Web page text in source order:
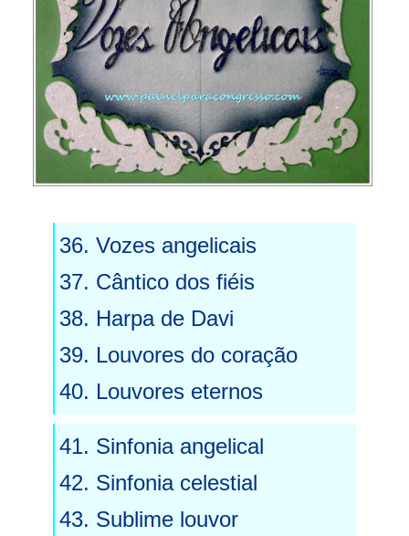
36. Vozes angelicais
37. Cântico dos fiéis
38. Harpa de Davi
39. Louvores do coração
40. Louvores eternos
41. Sinfonia angelical
42. Sinfonia celestial
43. Sublime louvor